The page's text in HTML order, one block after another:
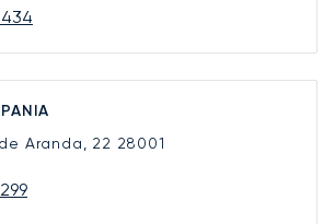
Aranda, 22 28001